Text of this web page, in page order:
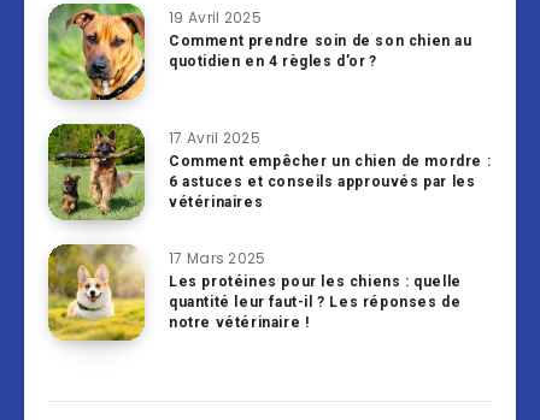
19 Avril 2025
Comment prendre soin de son chien au
quotidien en 4 règles d’or ?
17 Avril 2025
Comment empêcher un chien de mordre :
6 astuces et conseils approuvés par les
vétérinaires
17 Mars 2025
Les protéines pour les chiens : quelle
quantité leur faut-il ? Les réponses de
notre vétérinaire !